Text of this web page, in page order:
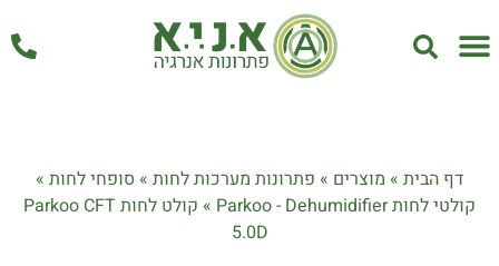
דף הבית » מוצרים » פתרונות מערכות לחות » סופחי לחות »
קולטי לחות Parkoo - Dehumidifier
»
קולט לחות Parkoo CFT
5.0D